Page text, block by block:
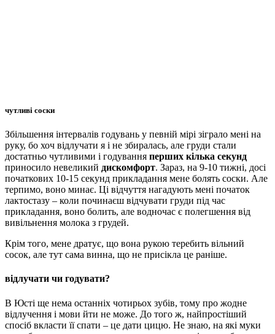
чутливі соски
Збільшення інтервалів годувань у певній мірі зіграло мені на
руку, бо хоч відлучати я і не збиралась, але груди стали
достатньо чутливими і годування перших кілька секунд
приносило невеликий дискомфорт. Зараз, на 9-10 тижні, досі
початкових 10-15 секунд прикладання мене болять соски. Але
терпимо, воно минає. Ці відчуття нагадують мені початок
лактостазу – коли починаєш відчувати груди під час
прикладання, воно болить, але водночас є полегшення від
вивільнення молока з грудей.
Крім того, мене дратує, що вона рукою теребить вільний
сосок, але тут сама винна, що не присікла це раніше.
відлучати чи годувати?
В Юсті ще нема останніх чотирьох зубів, тому про жодне
відлучення і мови йти не може. До того ж, найпростіший
спосіб вкласти її спати – це дати цицю. Не знаю, на які муки